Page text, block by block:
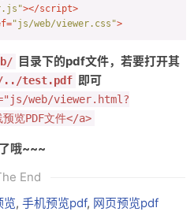
></script>
="js/web/viewer.css">
目录下的pdf文件，若要打开其
test.pdf 即可
web/viewer.html?
PDF文件</a>
哦~~~
End
览, 手机预览pdf, 网页预览pdf